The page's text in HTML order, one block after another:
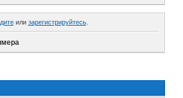
или зарегистрируйтесь.